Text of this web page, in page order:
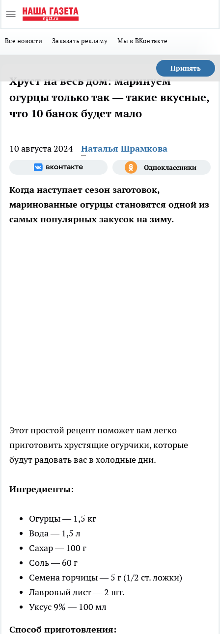
Все новости Заказать рекламу Мы в ВКонтакте
Принять
Хруст на весь дом: маринуем
огурцы только так — такие вкусные,
что 10 банок будет мало
10 августа 2024 Наталья Шрамкова
Когда наступает сезон заготовок,
маринованные огурцы становятся одной из
самых популярных закусок на зиму.
Этот простой рецепт поможет вам легко
приготовить хрустящие огурчики, которые
будут радовать вас в холодные дни.
Ингредиенты:
Огурцы — 1,5 кг
Вода — 1,5 л
Сахар — 100 г
Соль — 60 г
Семена горчицы — 5 г (1/2 ст. ложки)
Лавровый лист — 2 шт.
Уксус 9% — 100 мл
Способ приготовления: